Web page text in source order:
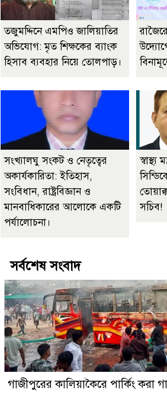
তজুমদ্দিনে এমপিও জালিয়াতির
অভিযোগ: মৃত শিক্ষকের ব্যাংক
হিসাব ব্যবহার নিয়ে তোলপাড়।
সংখ্যালঘু সংকট ও নেতৃত্বের
অকার্যকারিতা: ইতিহাস,
সংবিধান, রাষ্ট্রবিজ্ঞান ও
মানবাধিকারের আলোকে একটি
পর্যালোচনা।
সচিব!
সর্বশেষ সংবাদ
গাজীপুরের কালিয়াকৈরে পার্কিং করা